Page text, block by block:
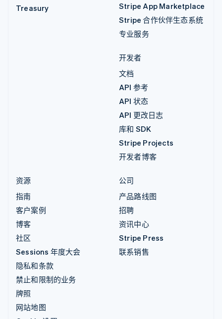
Treasury
Stripe App Marketplace
Stripe 合作伙伴生态系统
专业服务
开发者
文档
API 参考
API 状态
API 更改日志
库和 SDK
Stripe Projects
开发者博客
资源
指南
客户案例
博客
社区
Sessions 年度大会
隐私和条款
禁止和限制的业务
牌照
网站地图
公司
产品路线图
招聘
资讯中心
Stripe Press
联系销售